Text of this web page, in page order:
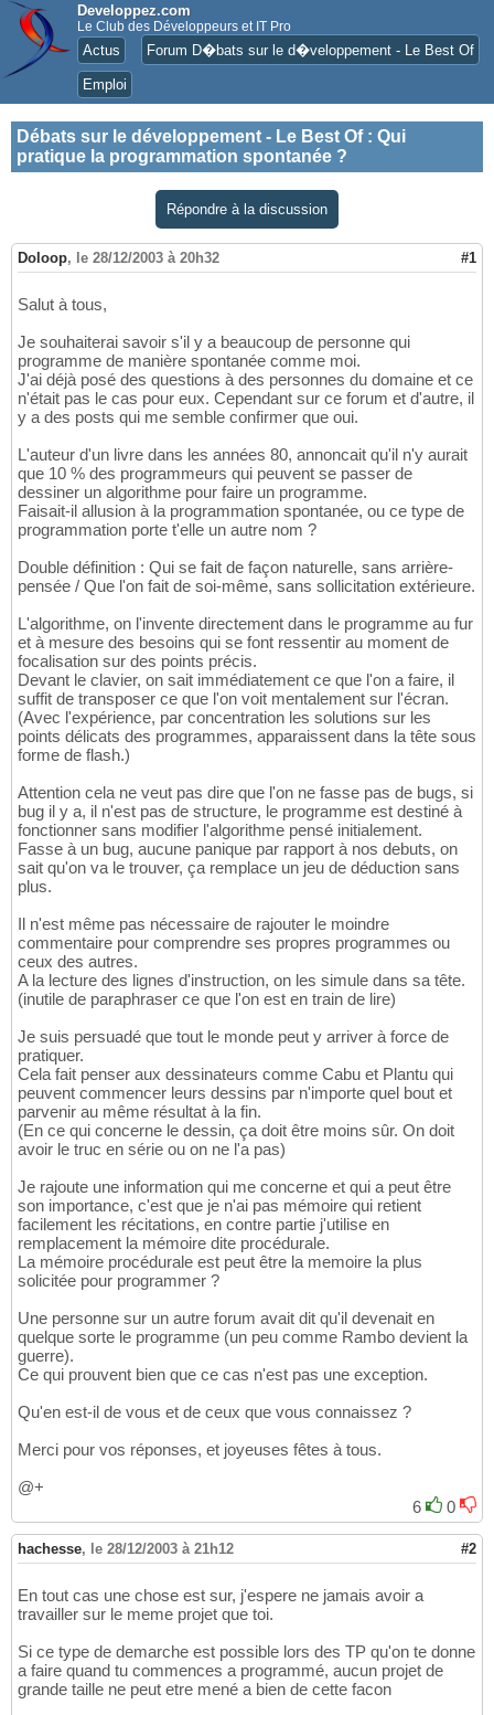
Developpez.com
Le Club des Développeurs et IT Pro
Actus Forum D�bats sur le d�veloppement - Le Best Of
Emploi
Débats sur le développement - Le Best Of: Qui
pratique la programmation spontanée ?
Répondre à la discussion
Doloop, le 28/12/2003 à 20h32 #1
Salut à tous,
Je souhaiterai savoir s'il y a beaucoup de personne qui
programme de manière spontanée comme moi.
J'ai déjà posé des questions à des personnes du domaine et ce
n'était pas le cas pour eux. Cependant sur ce forum et d'autre, il
y a des posts qui me semble confirmer que oui.
L'auteur d'un livre dans les années 80, annoncait qu'il n'y aurait
que 10 % des programmeurs qui peuvent se passer de
dessiner un algorithme pour faire un programme.
Faisait-il allusion à la programmation spontanée, ou ce type de
programmation porte t'elle un autre nom ?
Double définition : Qui se fait de façon naturelle, sans arrière-
pensée / Que l'on fait de soi-même, sans sollicitation extérieure.
L'algorithme, on l'invente directement dans le programme au fur
et à mesure des besoins qui se font ressentir au moment de
focalisation sur des points précis.
Devant le clavier, on sait immédiatement ce que l'on a faire, il
suffit de transposer ce que l'on voit mentalement sur l'écran.
(Avec l'expérience, par concentration les solutions sur les
points délicats des programmes, apparaissent dans la tête sous
forme de flash.)
Attention cela ne veut pas dire que l'on ne fasse pas de bugs, si
bug il y a, il n'est pas de structure, le programme est destiné à
fonctionner sans modifier l'algorithme pensé initialement.
Fasse à un bug, aucune panique par rapport à nos debuts, on
sait qu'on va le trouver, ça remplace un jeu de déduction sans
plus.
Il n'est même pas nécessaire de rajouter le moindre
commentaire pour comprendre ses propres programmes ou
ceux des autres.
A la lecture des lignes d'instruction, on les simule dans sa tête.
(inutile de paraphraser ce que l'on est en train de lire)
Je suis persuadé que tout le monde peut y arriver à force de
pratiquer.
Cela fait penser aux dessinateurs comme Cabu et Plantu qui
peuvent commencer leurs dessins par n'importe quel bout et
parvenir au même résultat à la fin.
(En ce qui concerne le dessin, ça doit être moins sûr. On doit
avoir le truc en série ou on ne l'a pas)
Je rajoute une information qui me concerne et qui a peut être
son importance, c'est que je n'ai pas mémoire qui retient
facilement les récitations, en contre partie j'utilise en
remplacement la mémoire dite procédurale.
La mémoire procédurale est peut être la memoire la plus
solicitée pour programmer ?
Une personne sur un autre forum avait dit qu'il devenait en
quelque sorte le programme (un peu comme Rambo devient la
guerre).
Ce qui prouvent bien que ce cas n'est pas une exception.
Qu'en est-il de vous et de ceux que vous connaissez ?
Merci pour vos réponses, et joyeuses fêtes à tous.
@+
6
0
hachesse, le 28/12/2003 à 21h12 #2
En tout cas une chose est sur, j'espere ne jamais avoir a
travailler sur le meme projet que toi.
Si ce type de demarche est possible lors des TP qu'on te donne
a faire quand tu commences a programmé, aucun projet de
grande taille ne peut etre mené a bien de cette facon